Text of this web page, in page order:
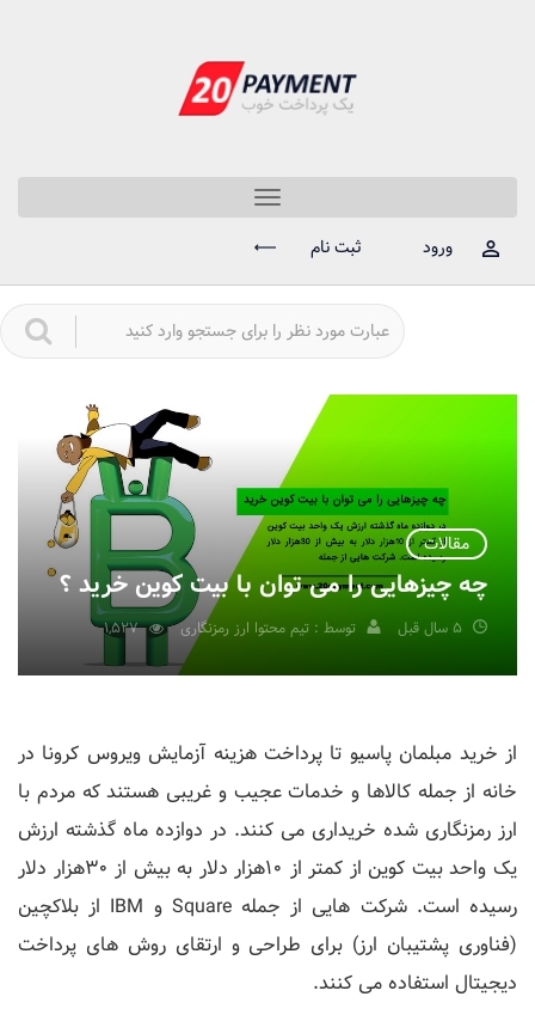
Toggle
navigation
ورود
ثبت نام
مقالات
چه چیزهایی را می توان با بیت کوین خرید ؟
5 سال قبل توسط : تیم محتوا ارز رمزنگاری 1,527
از خرید مبلمان پاسیو تا پرداخت هزینه آزمایش ویروس کرونا در
خانه از جمله کالاها و خدمات عجیب و غریبی هستند که مردم با
ارز رمزنگاری شده خریداری می کنند. در دوازده ماه گذشته ارزش
یک واحد بیت کوین از کمتر از ۱۰هزار دلار به بیش از ۳۰هزار دلار
رسیده است. شرکت هایی از جمله Square و IBM از بلاکچین
(فناوری پشتیبان ارز) برای طراحی و ارتقای روش های پرداخت
دیجیتال استفاده می کنند.